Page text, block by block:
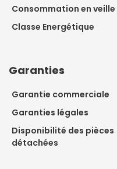
Consommation en veille
Classe Energétique
Garanties
Garantie commerciale
Garanties légales
Disponibilité des pièces
détachées